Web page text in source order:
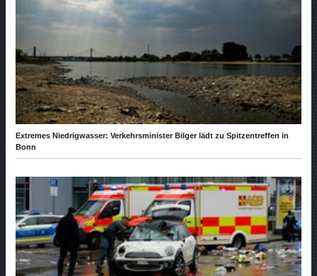
Extremes Niedrigwasser: Verkehrsminister Bilger lädt zu Spitzentreffen in
Bonn